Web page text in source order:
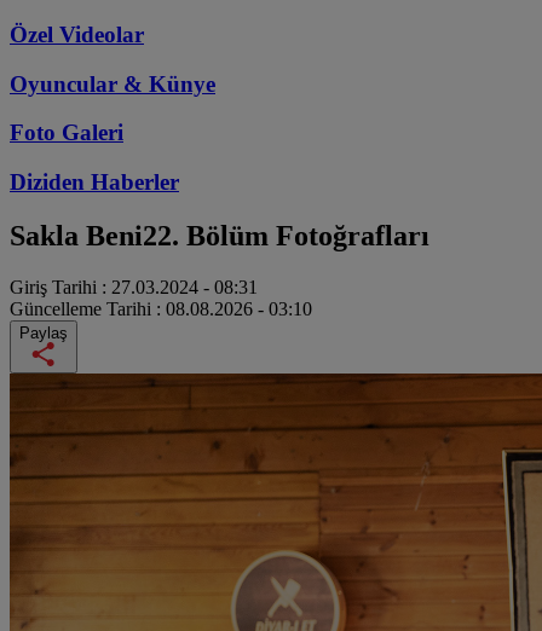
Özel Videolar
Oyuncular & Künye
Foto Galeri
Diziden Haberler
Sakla Beni22. Bölüm Fotoğrafları
Giriş Tarihi : 27.03.2024 - 08:31
Güncelleme Tarihi : 08.08.2026 - 03:10
Paylaş